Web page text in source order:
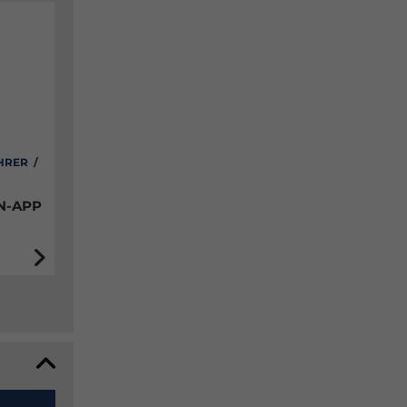
/
APP